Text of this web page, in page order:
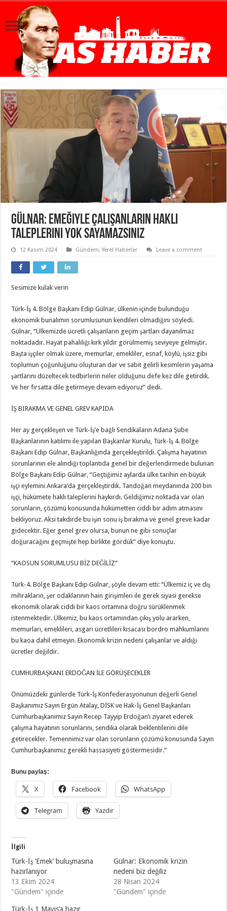
Gülnar: Emeğiyle çalışanların haklı
taleplerini yok sayamazsınız
12 Kasım 2024 Gündem,Yerel Haberler Leave a comment
Sesimize kulak verin
Türk-İş 4. Bölge Başkanı Edip Gülnar, ülkenin içinde bulunduğu
ekonomik bunalımın sorumlusunun kendileri olmadığını söyledi.
Gülnar, “Ülkemizde ücretli çalışanların geçim şartları dayanılmaz
noktadadır. Hayat pahalılığı kırk yıldır görülmemiş seviyeye gelmiştir.
Başta işçiler olmak üzere, memurlar, emekliler, esnaf, köylü, işsiz gibi
toplumun çoğunluğunu oluşturan dar ve sabit gelirli kesimlerin yaşama
şartlarını düzeltecek tedbirlerin neler olduğunu defe kez dile getirdik.
Ve her fırsatta dile getirmeye devam ediyoruz” dedi.
İŞ BIRAKMA VE GENEL GREV KAPIDA
Her ay gerçekleşen ve Türk-İş’e bağlı Sendikaların Adana Şube
Başkanlarının katılımı ile yapılan Başkanlar Kurulu, Türk-İş 4. Bölge
Başkanı Edip Gülnar, Başkanlığında gerçekleştirildi. Çalışma hayatının
sorunlarının ele alındığı toplantıda genel bir değerlendirmede bulunan
Bölge Başkanı Edip Gülnar, “Geçtiğimiz aylarda ülke tarihin en büyük
işçi eylemini Ankara’da gerçekleştirdik. Tandoğan meydanında 200 bin
işçi, hükümete haklı taleplerini haykırdı. Geldiğimiz noktada var olan
sorunların, çözümü konusunda hükümetten ciddi bir adım atmasını
bekliyoruz. Aksi takdirde bu işin sonu iş bırakma ve genel greve kadar
gidecektir. Eğer genel grev olursa, bunun ne gibi sonuçlar
doğuracağını geçmişte hep birlikte gördük” diye konuştu.
“KAOSUN SORUMLUSU BİZ DEĞİLİZ”
Türk-4. Bölge Başkanı Edip Gülnar, şöyle devam etti: “Ülkemiz iç ve dış
mihrakların, şer odaklarının hain girişimleri ile gerek siyasi gerekse
ekonomik olarak ciddi bir kaos ortamına doğru sürüklenmek
istenmektedir. Ülkemiz, bu kaos ortamından çıkış yolu ararken,
memurları, emeklileri, asgari ücretlileri kısacası bordro mahkumlarını
bu kaoa dahil etmeyin. Ekonomik krizin nedeni çalışanlar ve aldığı
ücretler değildir.
CUMHURBAŞKANI ERDOĞAN İLE GÖRÜŞECEKLER
Önümüzdeki günlerde Türk-İş Konfederasyonunun değerli Genel
Başkanımız Sayın Ergün Atalay, DİSK ve Hak-İş Genel Başkanları
Cumhurbaşkanımız Sayın Recep Tayyip Erdoğan’ı ziyaret ederek
çalışma hayatının sorunlarını, sendika olarak beklentilerini dile
getirecekler. Temennimiz var olan sorunların çözümü konusunda Sayın
Cumhurbaşkanımız gerekli hassasiyeti göstermesidir.”
Bunu paylaş:
X Facebook WhatsApp
Telegram Yazdır
İlgili
Türk-İş ‘Emek’ buluşmasına
hazırlanıyor
13 Ekim 2024
"Gündem" içinde
Gülnar: Ekonomik krizin
nedeni biz değiliz
28 Nisan 2024
"Gündem" içinde
Türk-İş 1 Mayıs’a hazır